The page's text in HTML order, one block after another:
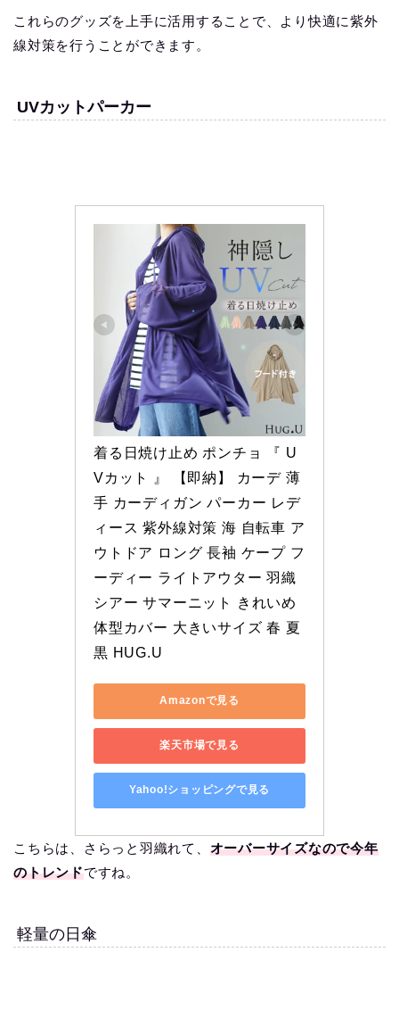
これらのグッズを上手に活用することで、より快適に紫外
線対策を行うことができます。
UVカットパーカー
着る日焼け止め ポンチョ 『 U
Vカット 』 【即納】 カーデ 薄
手 カーディガン パーカー レデ
ィース 紫外線対策 海 自転車 ア
ウトドア ロング 長袖 ケープ フ
ーディー ライトアウター 羽織
シアー サマーニット きれいめ
体型カバー 大きいサイズ 春 夏
黒 HUG.U
Amazonで見る
楽天市場で見る
Yahoo!ショッピングで見る
こちらは、さらっと羽織れて、 オーバーサイズなので今年
のトレンドですね。
軽量の日傘